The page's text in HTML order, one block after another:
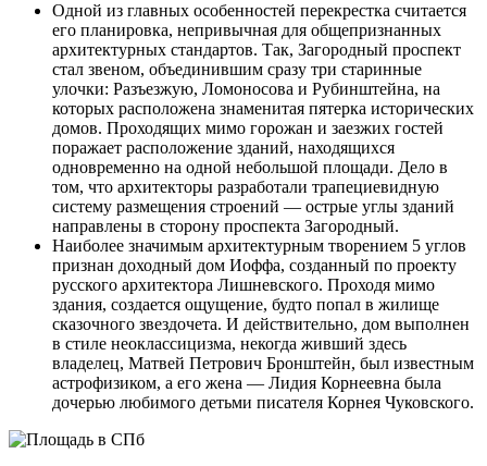
Одной из главных особенностей перекрестка считается
его планировка, непривычная для общепризнанных
архитектурных стандартов. Так, Загородный проспект
стал звеном, объединившим сразу три старинные
улочки: Разъезжую, Ломоносова и Рубинштейна, на
которых расположена знаменитая пятерка исторических
домов. Проходящих мимо горожан и заезжих гостей
поражает расположение зданий, находящихся
одновременно на одной небольшой площади. Дело в
том, что архитекторы разработали трапециевидную
систему размещения строений — острые углы зданий
направлены в сторону проспекта Загородный.
Наиболее значимым архитектурным творением 5 углов
признан доходный дом Иоффа, созданный по проекту
русского архитектора Лишневского. Проходя мимо
здания, создается ощущение, будто попал в жилище
сказочного звездочета. И действительно, дом выполнен
в стиле неоклассицизма, некогда живший здесь
владелец, Матвей Петрович Бронштейн, был известным
астрофизиком, а его жена — Лидия Корнеевна была
дочерью любимого детьми писателя Корнея Чуковского.